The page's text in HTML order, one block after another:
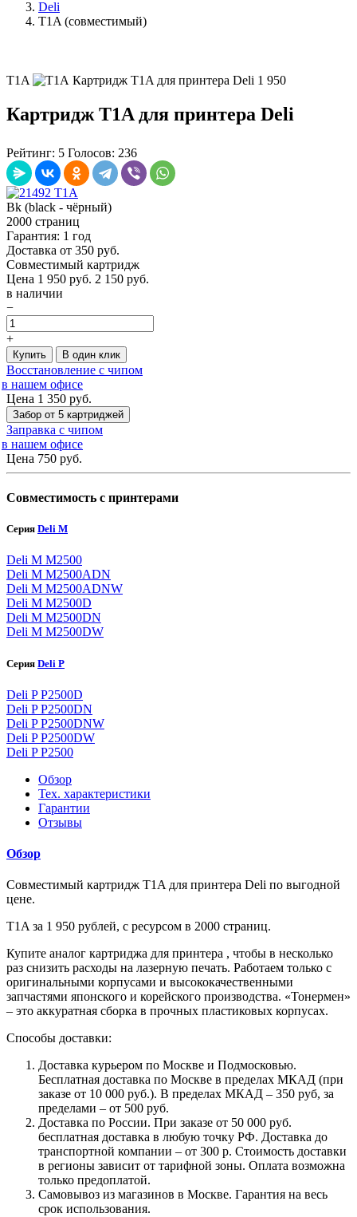
Deli
T1A (совместимый)
T1A Картридж T1A для принтера Deli 1 950
Картридж T1A для принтера Deli
Рейтинг: 5 Голосов: 236
Bk (black - чёрный)
2000 страниц
Гарантия: 1 год
Доставка от 350 руб.
Совместимый картридж
Цена 1 950 руб. 2 150 руб.
в наличии
−
+
Купить В один клик
Восстановление с чипом
в нашем офисе
Цена 1 350 руб.
Забор от 5 картриджей
Заправка с чипом
в нашем офисе
Цена 750 руб.
Совместимость с принтерами
Серия Deli M
Deli M M2500
Deli M M2500ADN
Deli M M2500ADNW
Deli M M2500D
Deli M M2500DN
Deli M M2500DW
Серия Deli P
Deli P P2500D
Deli P P2500DN
Deli P P2500DNW
Deli P P2500DW
Deli P P2500
Обзор
Тех. характеристики
Гарантии
Отзывы
Обзор
Совместимый картридж T1A для принтера Deli по выгодной
цене.
T1A за 1 950 рублей, с ресурсом в 2000 страниц.
Купите аналог картриджа для принтера , чтобы в несколько
раз снизить расходы на лазерную печать. Работаем только с
оригинальными корпусами и высококачественными
запчастями японского и корейского производства. «Тонермен»
– это аккуратная сборка в прочных пластиковых корпусах.
Способы доставки:
Доставка курьером по Москве и Подмосковью.
Бесплатная доставка по Москве в пределах МКАД (при
заказе от 10 000 руб.). В пределах МКАД – 350 руб, за
пределами – от 500 руб.
Доставка по России. При заказе от 50 000 руб.
бесплатная доставка в любую точку РФ. Доставка до
транспортной компании – от 300 р. Стоимость доставки
в регионы зависит от тарифной зоны. Оплата возможна
только предоплатой.
Самовывоз из магазинов в Москве. Гарантия на весь
срок использования.